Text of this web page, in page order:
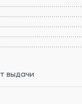
выдачи